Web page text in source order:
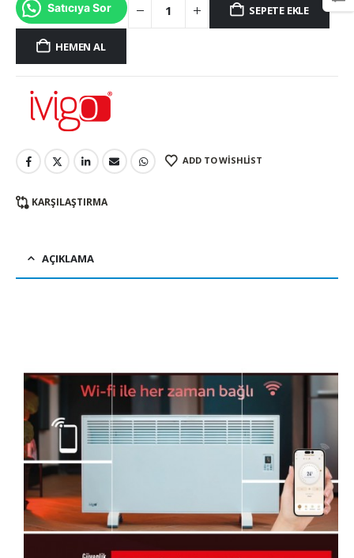
Satıcıya Sor SEPETE EKLE
HEMEN AL
ADD TO WISHLIST
KARŞILAŞTIRMA
AÇIKLAMA